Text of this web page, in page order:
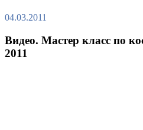
04.03.2011
Видео. Мастер класс по
2011